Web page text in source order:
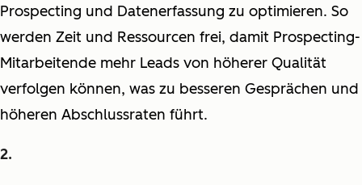
Prospecting und Datenerfassung zu optimieren. So
werden Zeit und Ressourcen frei, damit Prospecting-
Mitarbeitende mehr Leads von höherer Qualität
verfolgen können, was zu besseren Gesprächen und
höheren Abschlussraten führt.